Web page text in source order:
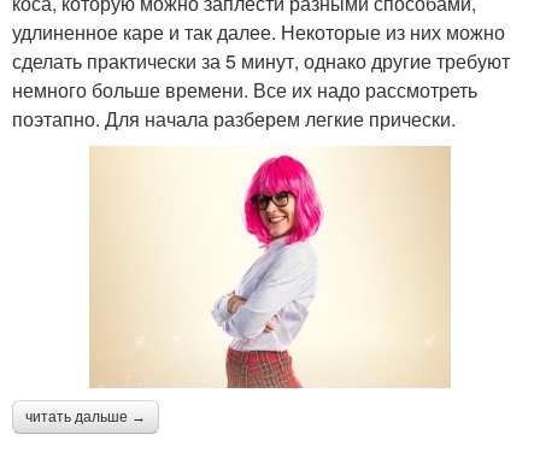
удлиненное каре и так далее. Некоторые из них можно
сделать практически за 5 минут, однако другие требуют
немного больше времени. Все их надо рассмотреть
поэтапно. Для начала разберем легкие прически.
читать дальше →